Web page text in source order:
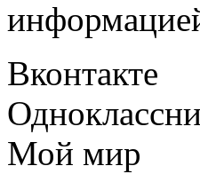
Вконтакте
Мой мир